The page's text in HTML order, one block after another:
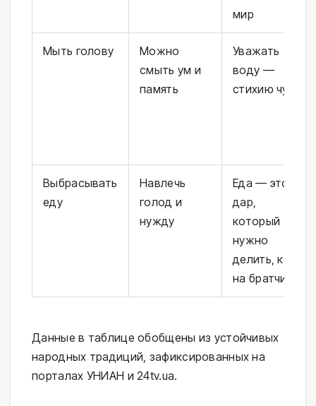
мир
Мыть голову
Можно
смыть ум и
память
Уважать
воду —
стихию чуда
Выбрасывать
еду
Навлечь
голод и
нужду
Еда — это
дар,
который
нужно
делить, как
на братчине
Данные в таблице обобщены из устойчивых
народных традиций, зафиксированных на
порталах УНИАН и 24tv.ua.